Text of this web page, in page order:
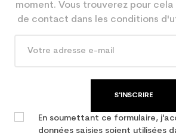
moment. Vous trouverez pour
de contact dans les conditions
S'INSCRIRE
En soumettant ce formulaire,
données saisies soient utilisées